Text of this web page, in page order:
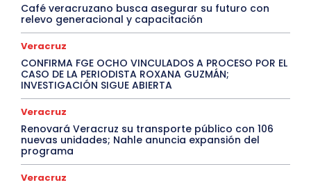
Café veracruzano busca asegurar su futuro con
relevo generacional y capacitación
Veracruz
CONFIRMA FGE OCHO VINCULADOS A PROCESO POR EL
CASO DE LA PERIODISTA ROXANA GUZMÁN;
INVESTIGACIÓN SIGUE ABIERTA
Veracruz
Renovará Veracruz su transporte público con 106
nuevas unidades; Nahle anuncia expansión del
programa
Veracruz